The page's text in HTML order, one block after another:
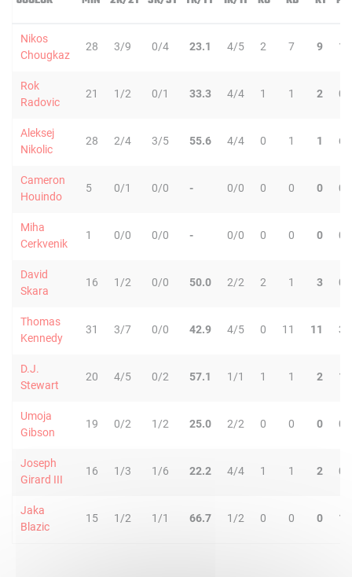
Nikos
Chougkaz
28 3/9 0/4 23.1 4/5 2 7 9 1
Rok
Radovic
21 1/2 0/1 33.3 4/4 1 1 2 0
Aleksej
Nikolic
28 2/4 3/5 55.6 4/4 0 1 1 6
Cameron
Houindo
5 0/1 0/0 - 0/0 0 0 0 0
Miha
Cerkvenik
1 0/0 0/0 - 0/0 0 0 0 0
David
Skara
16 1/2 0/0 50.0 2/2 2 1 3 0
Thomas
Kennedy
31 3/7 0/0 42.9 4/5 0 11 11 3
D.J.
Stewart
20 4/5 0/2 57.1 1/1 1 1 2 1
Umoja
Gibson
19 0/2 1/2 25.0 2/2 0 0 0 0
Joseph
Girard III
16 1/3 1/6 22.2 4/4 1 1 2 0
Jaka
Blazic
15 1/2 1/1 66.7 1/2 0 0 0 1